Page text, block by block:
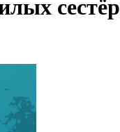
сестёр